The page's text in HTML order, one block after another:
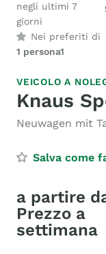
negli ultimi 7
giorni
Nei preferiti di
1 persona1
VEICOLO A
Knaus
Neuwagen mit
Salva come
a partire
Prezzo a
settimana